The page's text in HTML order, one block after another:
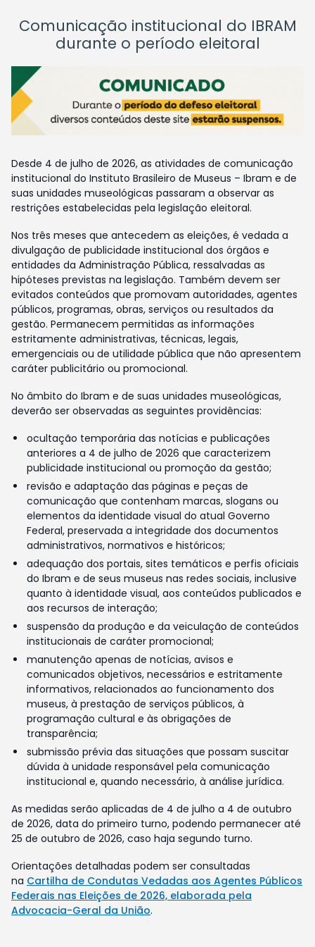
Comunicação institucional do IBRAM
durante o período eleitoral
Desde 4 de julho de 2026, as atividades de comunicação
institucional do Instituto Brasileiro de Museus – Ibram e de
suas unidades museológicas passaram a observar as
restrições estabelecidas pela legislação eleitoral.
Nos três meses que antecedem as eleições, é vedada a
divulgação de publicidade institucional dos órgãos e
entidades da Administração Pública, ressalvadas as
hipóteses previstas na legislação. Também devem ser
evitados conteúdos que promovam autoridades, agentes
públicos, programas, obras, serviços ou resultados da
gestão. Permanecem permitidas as informações
estritamente administrativas, técnicas, legais,
emergenciais ou de utilidade pública que não apresentem
caráter publicitário ou promocional.
No âmbito do Ibram e de suas unidades museológicas,
deverão ser observadas as seguintes providências:
ocultação temporária das notícias e publicações
anteriores a 4 de julho de 2026 que caracterizem
publicidade institucional ou promoção da gestão;
revisão e adaptação das páginas e peças de
comunicação que contenham marcas, slogans ou
elementos da identidade visual do atual Governo
Federal, preservada a integridade dos documentos
administrativos, normativos e históricos;
adequação dos portais, sites temáticos e perfis oficiais
do Ibram e de seus museus nas redes sociais, inclusive
quanto à identidade visual, aos conteúdos publicados e
aos recursos de interação;
suspensão da produção e da veiculação de conteúdos
institucionais de caráter promocional;
manutenção apenas de notícias, avisos e
comunicados objetivos, necessários e estritamente
informativos, relacionados ao funcionamento dos
museus, à prestação de serviços públicos, à
programação cultural e às obrigações de
transparência;
submissão prévia das situações que possam suscitar
dúvida à unidade responsável pela comunicação
institucional e, quando necessário, à análise jurídica.
As medidas serão aplicadas de 4 de julho a 4 de outubro
de 2026, data do primeiro turno, podendo permanecer até
25 de outubro de 2026, caso haja segundo turno.
Orientações detalhadas podem ser consultadas
na Cartilha de Condutas Vedadas aos Agentes Públicos
Federais nas Eleições de 2026, elaborada pela
Advocacia-Geral da União.